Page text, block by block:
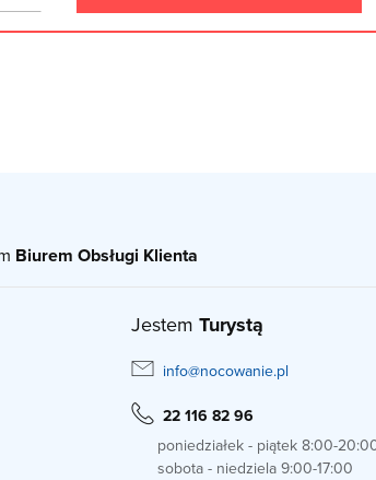
Biurem Obsługi Klienta
Jestem Turystą
info@nocowanie.pl
22 116 82 96
poniedziałek - piątek 8:00-
sobota - niedziela 9:00-17:00